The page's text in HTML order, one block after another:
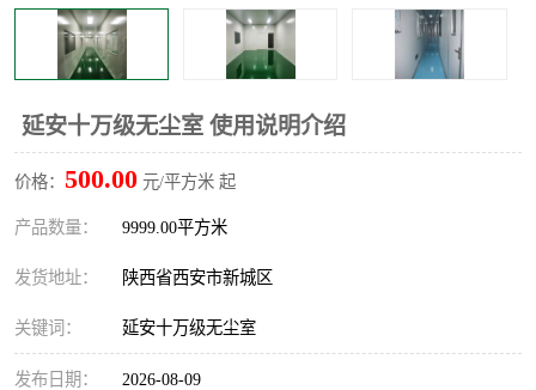
延安十万级无尘室 使用说明介绍
价格： 500.00 元/平方米 起
产品数量： 9999.00平方米
发货地址： 陕西省西安市新城区
关键词： 延安十万级无尘室
发布日期： 2026-08-09